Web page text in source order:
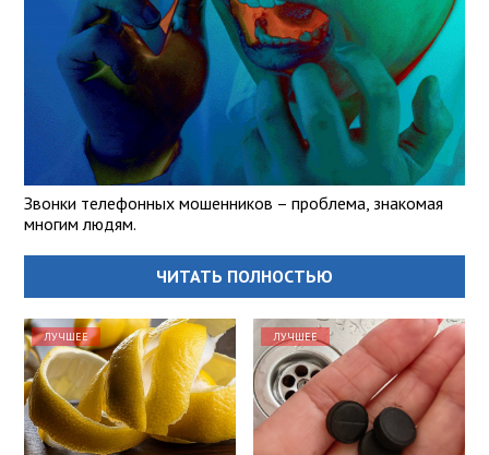
Звонки телефонных мошенников – проблема, знакомая
многим людям.
ЧИТАТЬ ПОЛНОСТЬЮ
ЛУЧШЕЕ ЛУЧШЕЕ